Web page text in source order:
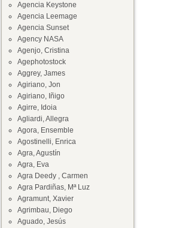
Agencia Keystone
Agencia Leemage
Agencia Sunset
Agency NASA
Agenjo, Cristina
Agephotostock
Aggrey, James
Agiriano, Jon
Agiriano, Iñigo
Agirre, Idoia
Agliardi, Allegra
Agora, Ensemble
Agostinelli, Enrica
Agra, Agustín
Agra, Eva
Agra Deedy , Carmen
Agra Pardiñas, Mª Luz
Agramunt, Xavier
Agrimbau, Diego
Aguado, Jesús